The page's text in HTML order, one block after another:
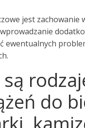
jest zachowanie
ewentualnych
są
do